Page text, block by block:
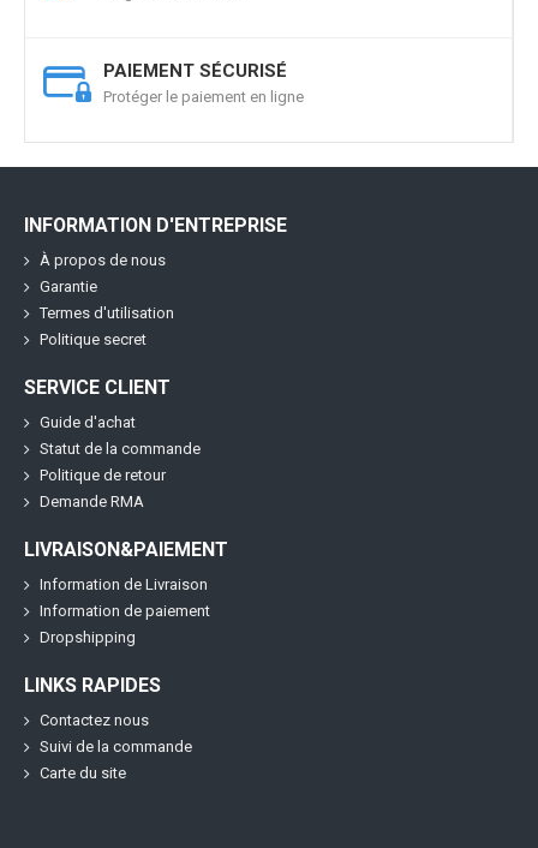
PAIEMENT SÉCURISÉ
Protéger le paiement en ligne
INFORMATION D'ENTREPRISE
À propos de nous
Garantie
Termes d'utilisation
Politique secret
SERVICE CLIENT
Guide d'achat
Statut de la commande
Politique de retour
Demande RMA
LIVRAISON&PAIEMENT
Information de Livraison
Information de paiement
Dropshipping
LINKS RAPIDES
Contactez nous
Suivi de la commande
Carte du site